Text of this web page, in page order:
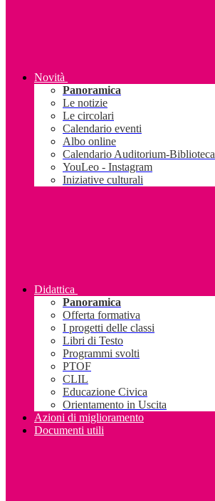
Novità
Panoramica
Le notizie
Le circolari
Calendario eventi
Albo online
Calendario Auditorium-Biblioteca
YouLeo - Instagram
Iniziative culturali
Didattica
Panoramica
Offerta formativa
I progetti delle classi
Libri di Testo
Programmi svolti
PTOF
CLIL
Educazione Civica
Orientamento in Uscita
Azioni di miglioramento
Documenti utili